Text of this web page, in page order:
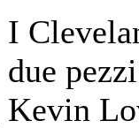
I
due
Kevin